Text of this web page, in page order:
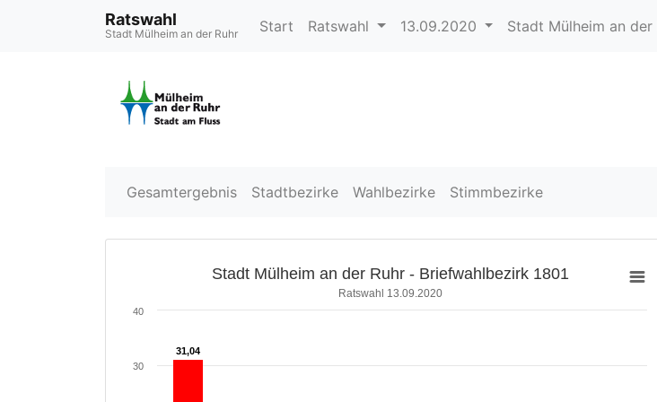
Ratswahl
Stadt Mülheim an der Ruhr Start Ratswahl 13.09.2020 Stadt Mülheim an der
Gesamtergebnis Stadtbezirke Wahlbezirke Stimmbezirke
Stadt Mülheim an der Ruhr - Briefwahlbezirk 1801
Ratswahl 13.09.2020
31,04
31,04
30
40